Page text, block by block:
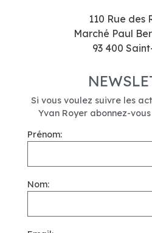
110 Rue des
Marché Paul
93 400
Si vous voulez suivre les
Yvan Royer abonnez-
Prénom:
Nom: